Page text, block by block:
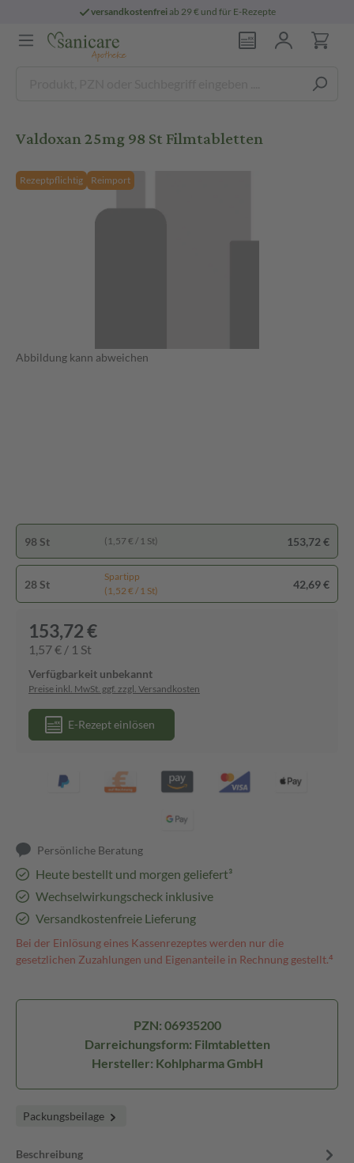
versandkostenfreiab 29 € und für E-Rezepte
Valdoxan 25mg 98 St Filmtabletten
Rezeptpflichtig Reimport
Abbildung kann abweichen
98 St (1,57 € / 1 St) 153,72 €
28 St
Spartipp
(1,52 € / 1 St)
42,69 €
153,72 €
1,57 € / 1 St
Verfügbarkeit unbekannt
Preise inkl. MwSt. ggf. zzgl. Versandkosten
E-Rezept einlösen
Persönliche Beratung
Heute bestellt und morgen geliefert³
Wechselwirkungscheck inklusive
Versandkostenfreie Lieferung
Bei der Einlösung eines Kassenrezeptes werden nur die
gesetzlichen Zuzahlungen und Eigenanteile in Rechnung gestellt.⁴
PZN: 06935200
Darreichungsform: Filmtabletten
Hersteller: Kohlpharma GmbH
Packungsbeilage
Beschreibung